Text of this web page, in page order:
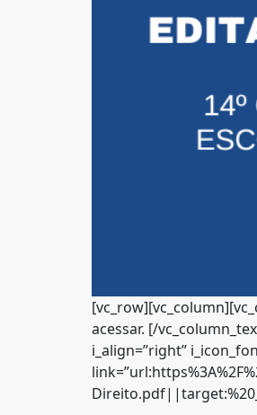
acessar. [/
i_align=”right”